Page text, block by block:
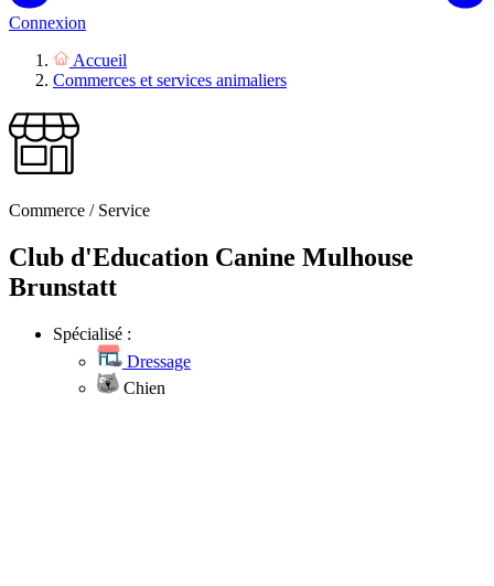
Connexion
Accueil
Commerces et services animaliers
Commerce / Service
Club d'Education Canine Mulhouse
Brunstatt
Spécialisé :
Dressage
Chien